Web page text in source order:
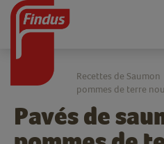
Pavés de
Recettes de Saumon
pommes de terre